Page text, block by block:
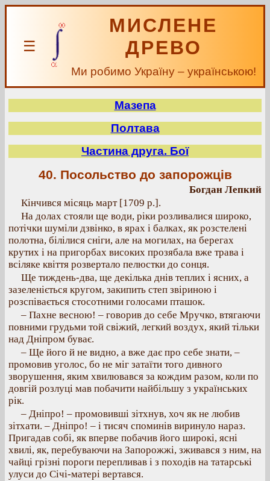
☰
МИСЛЕНЕ
ДРЕВО
Ми робимо Україну – українською!
Мазепа
Полтава
Частина друга. Бої
40. Посольство до запорожців
Богдан Лепкий
Кінчився місяць март [1709 р.].
На долах стояли ще води, ріки розливалися широко,
потічки шуміли дзвінко, в ярах і балках, як розстелені
полотна, білілися сніги, але на могилах, на берегах
крутих і на пригорбах високих прозябала вже трава і
всіляке квіття розвертало пелюстки до сонця.
Ще тиждень-два, ще декілька днів теплих і ясних, а
зазеленіється кругом, закипить степ звіриною і
розспівається стосотними голосами пташок.
– Пахне весною! – говорив до себе Мручко, втягаючи
повними грудьми той свіжий, легкий воздух, який тільки
над Дніпром буває.
– Ще його й не видно, а вже дає про себе знати, –
промовив уголос, бо не міг затаїти того дивного
зворушення, яким хвилювався за кождим разом, коли по
довгій розлуці мав побачити найбільшу з українських
рік.
– Дніпро! – промовивші зітхнув, хоч як не любив
зітхати. – Дніпро! – і тисяч споминів виринуло нараз.
Пригадав собі, як вперве побачив його широкі, ясні
хвилі, як, перебуваючи на Запорожжі, зживався з ним, на
чайці грізні пороги перепливав і з походів на татарські
улуси до Січі-матері вертався.